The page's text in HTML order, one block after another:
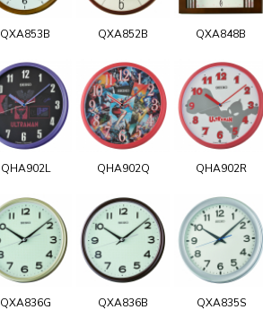
QXA853B QXA852B QXA848B
QHA902L QHA902Q QHA902R
QXA836G QXA836B QXA835S